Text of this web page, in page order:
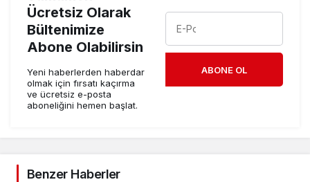
Ücretsiz Olarak
Bültenimize
Abone Olabilirsin
Yeni haberlerden haberdar
olmak için fırsatı kaçırma
ve ücretsiz e-posta
aboneliğini hemen başlat.
ABONE OL
Benzer Haberler